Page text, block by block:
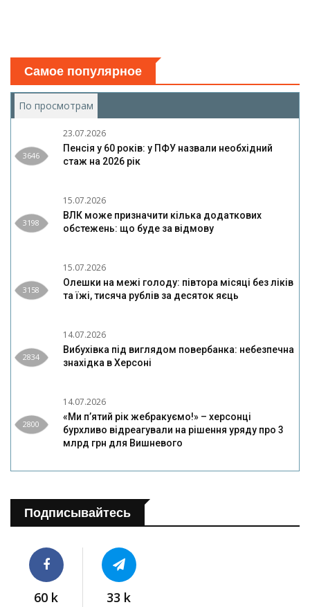
Самое популярное
По просмотрам
3646
23.07.2026
Пенсія у 60 років: у ПФУ назвали необхідний
стаж на 2026 рік
3198
15.07.2026
ВЛК може призначити кілька додаткових
обстежень: що буде за відмову
3158
15.07.2026
Олешки на межі голоду: півтора місяці без ліків
та їжі, тисяча рублів за десяток яєць
2834
14.07.2026
Вибухівка під виглядом повербанка: небезпечна
знахідка в Херсоні
2800
14.07.2026
«Ми п’ятий рік жебракуємо!» – херсонці
бурхливо відреагували на рішення уряду про 3
млрд грн для Вишневого
Подписывайтесь
60 k 33 k